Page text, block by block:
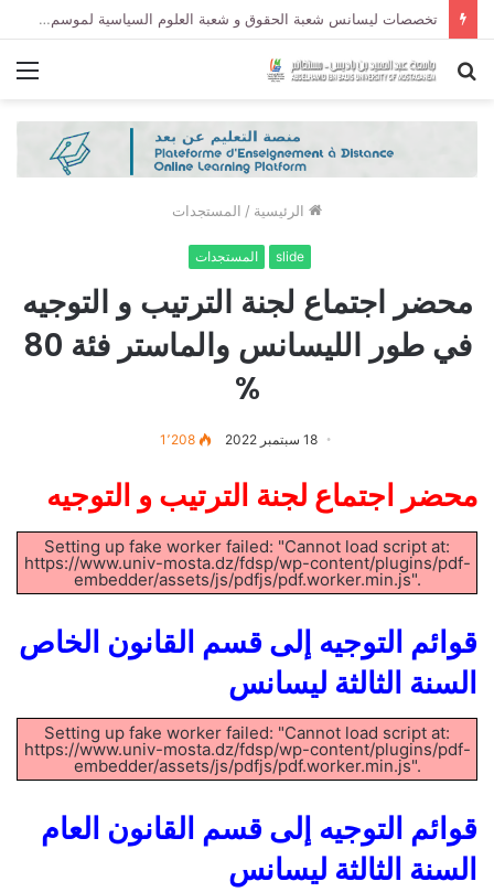
تخصصات الماستر لموسم الجامعي 2027/2026 لجميع الأقسام فئة %80
بحث
الرئيسية / المستجدات
slide المستجدات
محضر اجتماع لجنة الترتيب و التوجيه
في طور الليسانس والماستر فئة 80
%
18 سبتمبر 2022 1٬208
محضر اجتماع لجنة الترتيب و التوجيه
Setting up fake worker failed: "Cannot load script at:
https://www.univ-mosta.dz/fdsp/wp-content/plugins/pdf-
embedder/assets/js/pdfjs/pdf.worker.min.js".
قوائم التوجيه إلى قسم القانون الخاص
السنة الثالثة ليسانس
Setting up fake worker failed: "Cannot load script at:
https://www.univ-mosta.dz/fdsp/wp-content/plugins/pdf-
embedder/assets/js/pdfjs/pdf.worker.min.js".
قوائم التوجيه إلى قسم القانون العام
السنة الثالثة ليسانس